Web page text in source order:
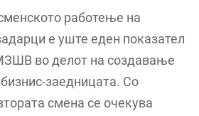
работење на
е уште еден показател
во делот на создавање
заедницата. Со
смена се очекува